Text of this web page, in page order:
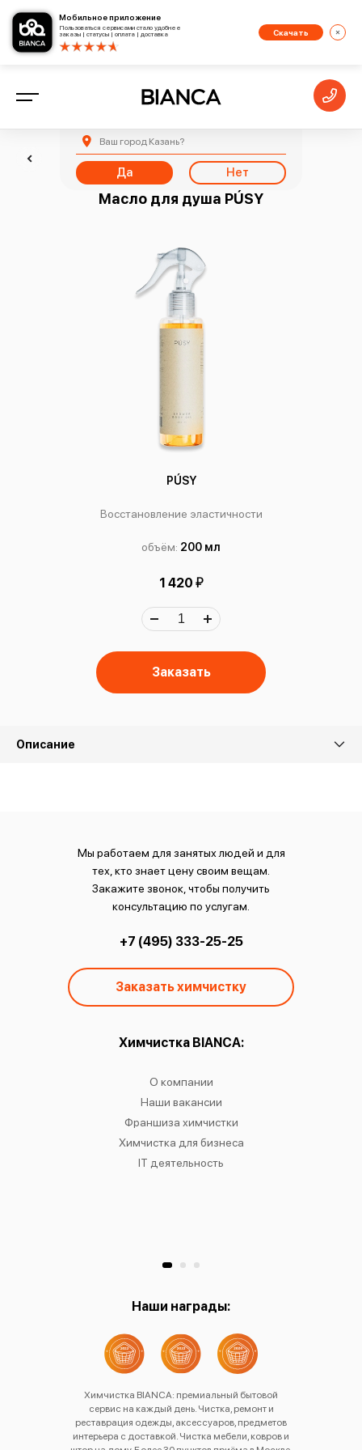
Мобильное приложение
Пользоваться сервисами стало удобнее
заказы | статусы | оплата | доставка
Скачать
Ваш город Казань?
Да Нет
Назад
Масло для душа PÚSY
PÚSY
Восстановление эластичности
объём: 200 мл
1 420 й
Заказать
Описание
Мы работаем для занятых людей и для
тех, кто знает цену своим вещам.
Закажите звонок, чтобы получить
консультацию по услугам.
+7 (495) 333-25-25
Заказать химчистку
Химчистка BIANCA:
О компании
Наши вакансии
Франшиза химчистки
Химчистка для бизнеса
IT деятельность
Наши награды:
Химчистка BIANCA: премиальный бытовой
сервис на каждый день. Чистка, ремонт и
реставрация одежды, аксессуаров, предметов
интерьера с доставкой. Чистка мебели, ковров и